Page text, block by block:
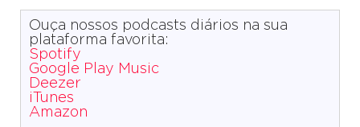
Ouça nossos podcasts diários na sua
plataforma favorita:
Spotify
Google Play Music
Deezer
iTunes
Amazon